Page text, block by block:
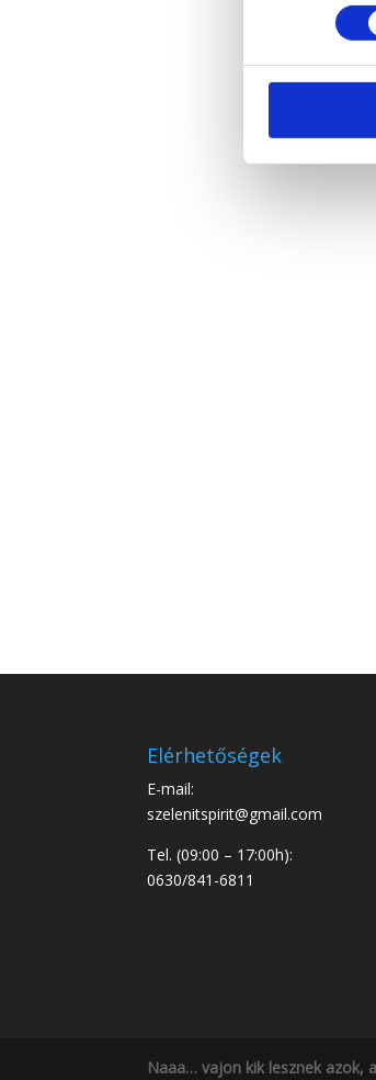
Elérhetőségek
E-mail:
szelenitspirit@gmail.com
Tel. (09:00 – 17:00h):
0630/841-6811
Naaa… vajon kik lesznek azok,